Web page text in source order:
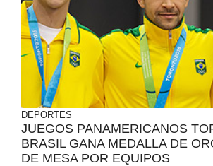
DEPORTES
JUEGOS PANAMERICANOS
BRASIL GANA MEDALLA DE
DE MESA POR EQUIPOS